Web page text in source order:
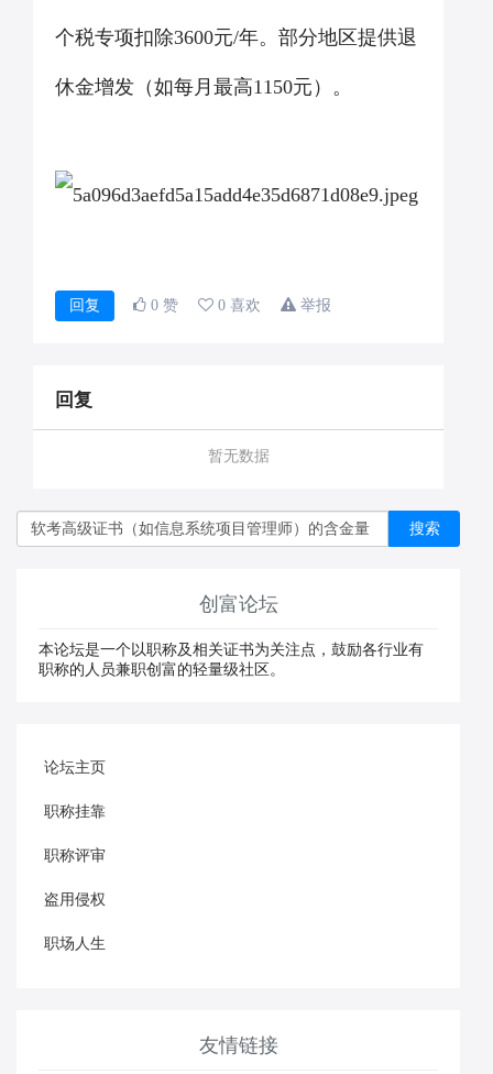
个税专项扣除3600元/年。部分地区提供退
休金增发（如每月最高1150元）。
回复 0 赞 0 喜欢 举报
回复
暂无数据
搜索
创富论坛
本论坛是一个以职称及相关证书为关注点，鼓励各行业有
职称的人员兼职创富的轻量级社区。
论坛主页
职称挂靠
职称评审
盗用侵权
职场人生
友情链接